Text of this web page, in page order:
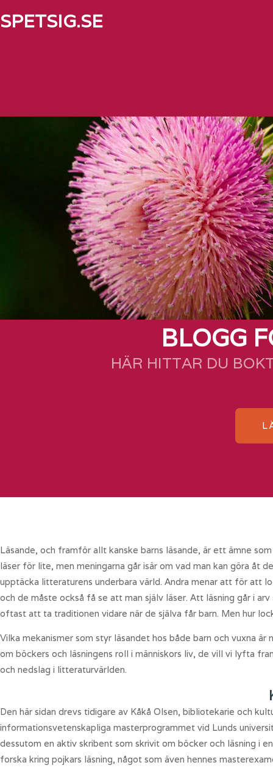
SPETSIG.SE
BLOGG
HÄR HITTAR DU
Läsande, och framför allt kanske barns läsande, är ett ämne
läser för lite, men meningarna går isär om vad man kan göra åt
upptäcka litteraturens underbara värld. Andra menar att för att
och de måste också få se att man själv läser. Att läsning går i
oftast att ta traditionen vidare när de själva får barn. Men hur
Vilka mekanismer som styr läsandet hos både barn och vuxna
om böckers och läsningens roll i människors liv, de vill vi lyfta
och nedslag i litteraturvärlden.
Den här sidan drevs tidigare av Kåkå Olsen, bibliotekarie och
informationsvetenskapliga masterprogrammet vid Lunds
dessutom en aktiv skribent som skrivit om böcker och läsning i
forska kring pojkars läsning, något som även hennes